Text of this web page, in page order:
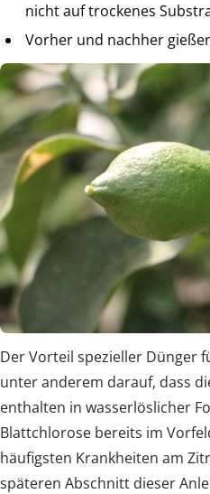
nicht auf trockenes
Vorher und nachher
Der Vorteil spezieller Dünger
unter anderem darauf, dass
enthalten in wasserlöslicher
Blattchlorose bereits im
häufigsten Krankheiten am
späteren Abschnitt dieser